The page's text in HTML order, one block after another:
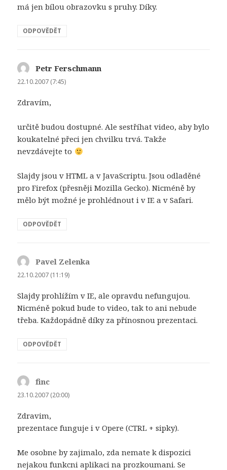
má jen bílou obrazovku s pruhy. Díky.
ODPOVĚDĚT
Petr Ferschmann
22.10.2007 (7:45)
Zdravím,
určitě budou dostupné. Ale sestříhat video, aby bylo
koukatelné přeci jen chvilku trvá. Takže
nevzdávejte to
Slajdy jsou v HTML a v JavaScriptu. Jsou odladěné
pro Firefox (přesněji Mozilla Gecko). Nicméně by
mělo být možné je prohlédnout i v IE a v Safari.
ODPOVĚDĚT
Pavel Zelenka
22.10.2007 (11:19)
Slajdy prohlížím v IE, ale opravdu nefungujou.
Nicméně pokud bude to video, tak to ani nebude
třeba. Každopádně díky za přínosnou prezentaci.
ODPOVĚDĚT
finc
23.10.2007 (20:00)
Zdravim,
prezentace funguje i v Opere (CTRL + sipky).
Me osobne by zajimalo, zda nemate k dispozici
nejakou funkcni aplikaci na prozkoumani. Se